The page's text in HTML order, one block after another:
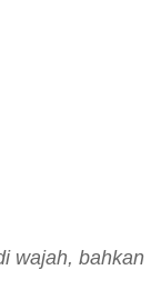
wajah, bahkan